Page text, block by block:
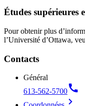
Études supérieures
Pour obtenir plus
l’Université d’Ottawa,
Contacts
Général
613-562-5700call
chevron_right